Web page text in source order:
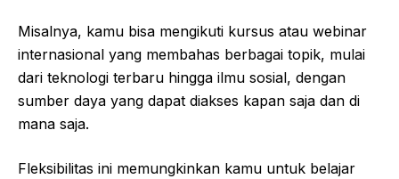
Misalnya, kamu bisa mengikuti kursus atau webinar
internasional yang membahas berbagai topik, mulai
dari teknologi terbaru hingga ilmu sosial, dengan
sumber daya yang dapat diakses kapan saja dan di
mana saja.
Fleksibilitas ini memungkinkan kamu untuk belajar